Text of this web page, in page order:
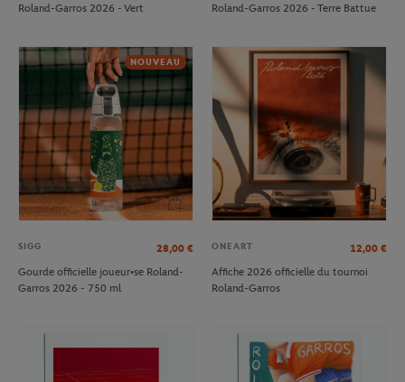
Roland-Garros 2026 - Vert
Roland-Garros 2026 - Terre Battue
NOUVEAU
SIGG 28,00 €
Gourde officielle joueur•se Roland-
Garros 2026 - 750 ml
ONEART 12,00 €
Affiche 2026 officielle du tournoi
Roland-Garros